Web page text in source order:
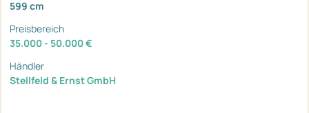
599 cm
Preisbereich
35.000 - 50.000 €
Händler
Stellfeld & Ernst GmbH